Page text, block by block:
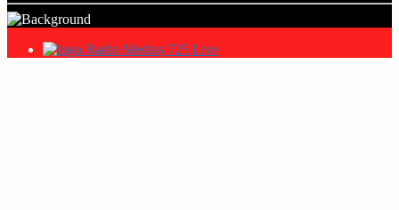
Radio Mediaș 725 Live